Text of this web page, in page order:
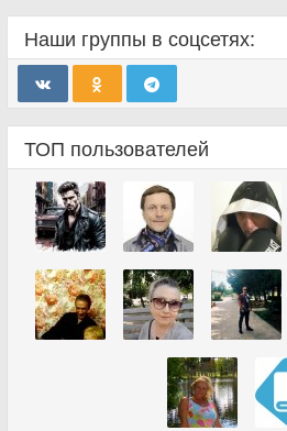
Наши группы в соцсетях:
ТОП пользователей